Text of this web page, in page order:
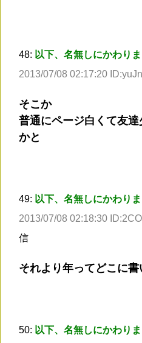
48: 以下、名無しにかわり
2013/07/08 02:17:20
そこか
普通にページ白くて友達
かと
49: 以下、名無しにかわり
2013/07/08 02:18:30
信
それより年ってどこに書
50: 以下、名無しにかわり